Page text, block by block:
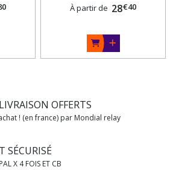
À partir de 28€40
OFFERTS
! (en france) par Mondial relay
SÉCURISÉ
X 4 FOIS ET CB